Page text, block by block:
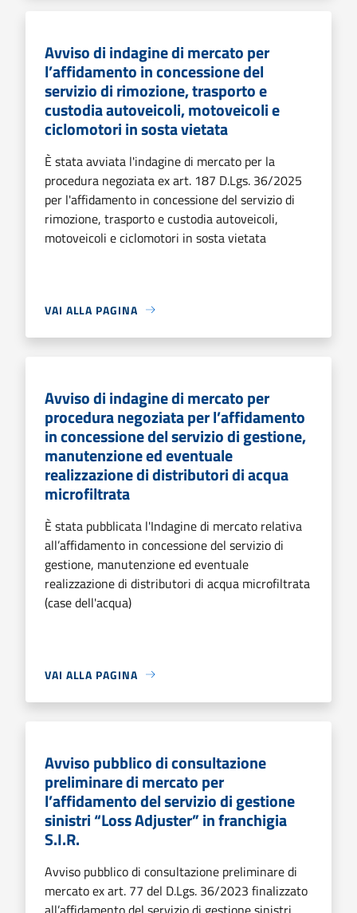
Avviso di indagine di mercato per
l’affidamento in concessione del
servizio di rimozione, trasporto e
custodia autoveicoli, motoveicoli e
ciclomotori in sosta vietata
È stata avviata l'indagine di mercato per la
procedura negoziata ex art. 187 D.Lgs. 36/2025
per l'affidamento in concessione del servizio di
rimozione, trasporto e custodia autoveicoli,
motoveicoli e ciclomotori in sosta vietata
VAI ALLA PAGINA
Avviso di indagine di mercato per
procedura negoziata per l’affidamento
in concessione del servizio di gestione,
manutenzione ed eventuale
realizzazione di distributori di acqua
microfiltrata
È stata pubblicata l'Indagine di mercato relativa
all’affidamento in concessione del servizio di
gestione, manutenzione ed eventuale
realizzazione di distributori di acqua microfiltrata
(case dell'acqua)
VAI ALLA PAGINA
Avviso pubblico di consultazione
preliminare di mercato per
l’affidamento del servizio di gestione
sinistri “Loss Adjuster” in franchigia
S.I.R.
Avviso pubblico di consultazione preliminare di
mercato ex art. 77 del D.Lgs. 36/2023 finalizzato